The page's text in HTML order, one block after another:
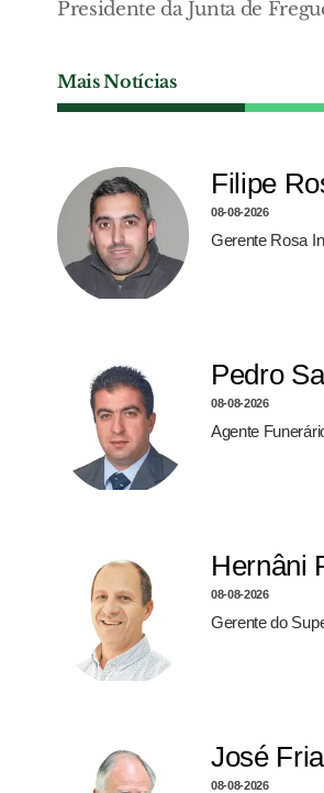
Presidente da Junta de
Mais Notícias
Filipe
08-08-2026
Gerente Rosa
Pedro
08-08-2026
Agente
Hernâni
08-08-2026
Gerente do
José
08-08-2026